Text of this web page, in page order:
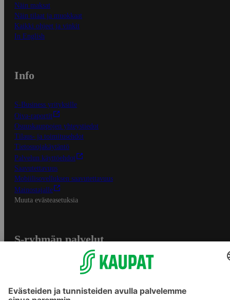
Näin maksat
Näin tilaat ja muokkaat
Kaikki ohjeet ja vinkit
In English
Info
S-Business yrityksille
Oiva-raportit
Osuuskauppojen yhteystiedot
Tilaus- ja toimitusehdot
Tietosuojakäytäntö
Palvelun käyttöehdot
Saavutettavuus
Mobiilisovelluksen saavutettavuus
Mainostajalle
Muuta evästeasetuksia
S-ryhmän palvelut
Yhteishyvä Ruoka -sovellus